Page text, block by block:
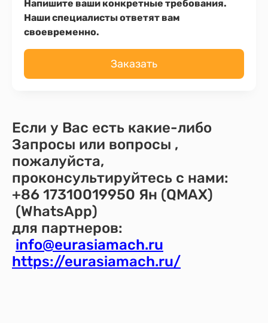
Напишите ваши конкретные требования.
Наши специалисты ответят вам
своевременно.
Заказать
Если у Вас есть какие-либо
Запросы или вопросы ,
пожалуйста,
проконсультируйтесь с нами:
+86 17310019950 Ян (QMAX)
(WhatsApp)
для партнеров:
info@eurasiamach.ru
https://eurasiamach.ru/